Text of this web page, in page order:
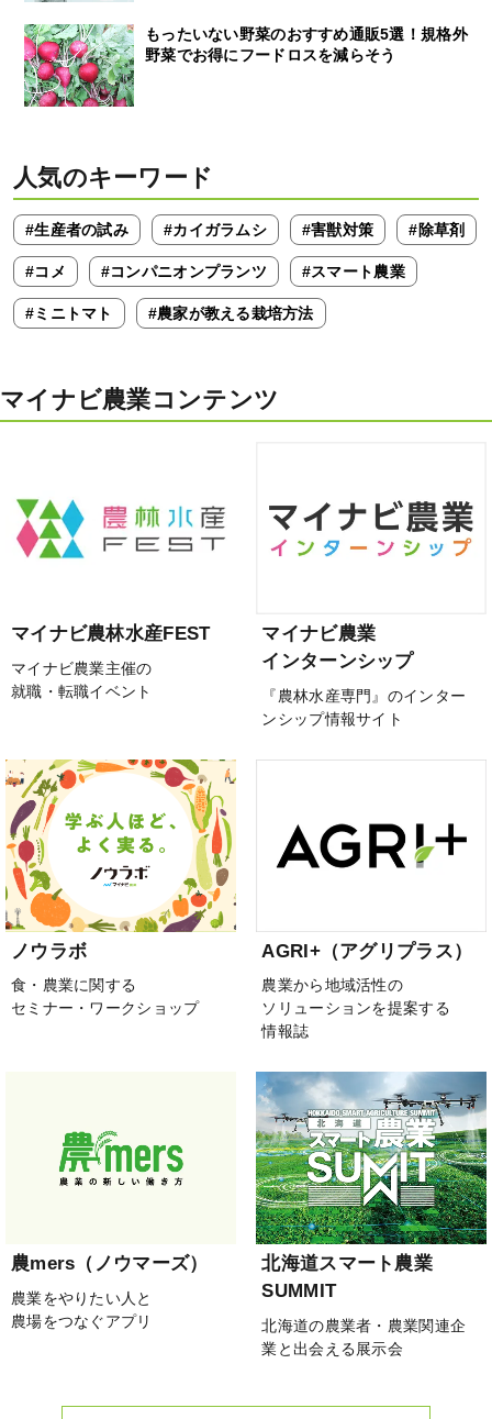
もったいない野菜のおすすめ通販5選！規格外
野菜でお得にフードロスを減らそう
人気のキーワード
#生産者の試み #カイガラムシ #害獣対策 #除草剤
#コメ #コンパニオンプランツ #スマート農業
#ミニトマト #農家が教える栽培方法
マイナビ農業コンテンツ
マイナビ農林水産FEST
マイナビ農業主催の
就職・転職イベント
マイナビ農業
インターンシップ
『農林水産専門』のインター
ンシップ情報サイト
ノウラボ
食・農業に関する
セミナー・ワークショップ
AGRI+（アグリプラス）
農業から地域活性の
ソリューションを提案する
情報誌
農mers（ノウマーズ）
農業をやりたい人と
農場をつなぐアプリ
北海道スマート農業
SUMMIT
北海道の農業者・農業関連企
業と出会える展示会